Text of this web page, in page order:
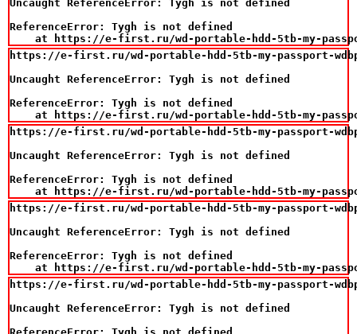
Uncaught ReferenceError: Tygh is not defined
ReferenceError: Tygh is not defined
at https://e-first.ru/wd-portable-hdd-5tb-my-
https://e-first.ru/wd-portable-hdd-5tb-my-passport-
Uncaught ReferenceError: Tygh is not defined
ReferenceError: Tygh is not defined
at https://e-first.ru/wd-portable-hdd-5tb-my-
https://e-first.ru/wd-portable-hdd-5tb-my-passport-
Uncaught ReferenceError: Tygh is not defined
ReferenceError: Tygh is not defined
at https://e-first.ru/wd-portable-hdd-5tb-my-
https://e-first.ru/wd-portable-hdd-5tb-my-passport-
Uncaught ReferenceError: Tygh is not defined
ReferenceError: Tygh is not defined
at https://e-first.ru/wd-portable-hdd-5tb-my-
https://e-first.ru/wd-portable-hdd-5tb-my-passport-
Uncaught ReferenceError: Tygh is not defined